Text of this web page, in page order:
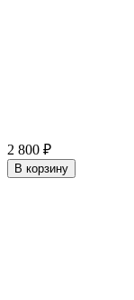
2 800 ₽
В корзину